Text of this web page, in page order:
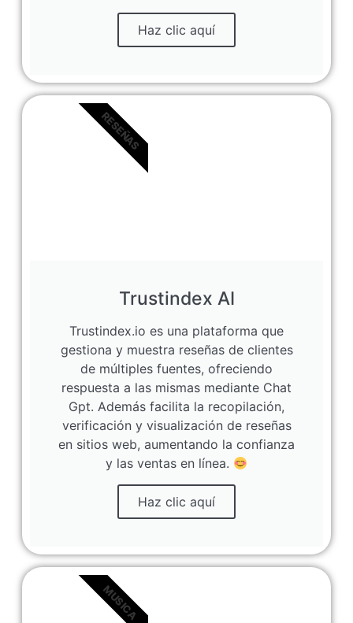
Haz clic aquí
Trustindex AI
Trustindex.io es una plataforma que
gestiona y muestra reseñas de clientes
de múltiples fuentes, ofreciendo
respuesta a las mismas mediante Chat
Gpt. Además facilita la recopilación,
verificación y visualización de reseñas
en sitios web, aumentando la confianza
y las ventas en línea.
Haz clic aquí
RESEÑAS
MUSICA